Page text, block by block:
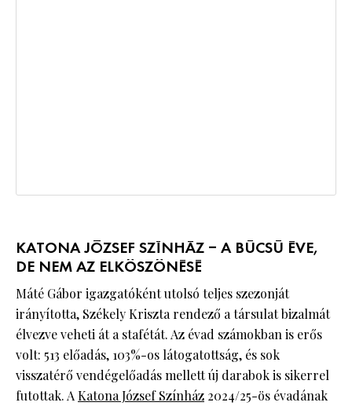
KATONA JÓZSEF SZÍNHÁZ – A BÚCSÚ ÉVE,
DE NEM AZ ELKÖSZÖNÉSÉ
Máté Gábor igazgatóként utolsó teljes szezonját
irányította, Székely Kriszta rendező a társulat bizalmát
élvezve veheti át a stafétát. Az évad számokban is erős
volt: 513 előadás, 103%-os látogatottság, és sok
visszatérő vendégelőadás mellett új darabok is sikerrel
futottak. A Katona József Színház 2024/25-ös évadának